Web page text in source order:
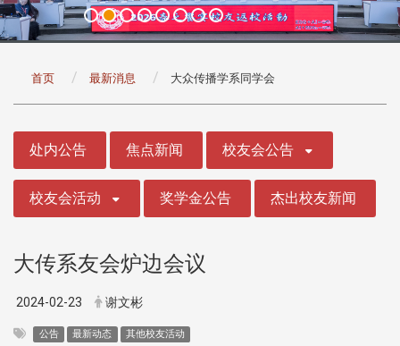
首页 最新消息 大众传播学系同学会
处内公告 焦点新闻 校友会公告
校友会活动 奖学金公告 杰出校友新闻
大传系友会炉边会议
2024-02-23 谢文彬
公告 最新动态 其他校友活动